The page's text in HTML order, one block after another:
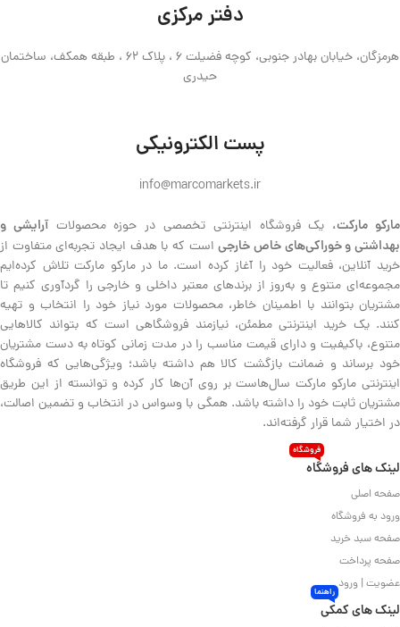
دفتر مرکزی
هرمزگان، خیابان بهادر جنوبی، کوچه فضیلت 6 ، پلاک 62 ، طبقه همکف، ساختمان
حیدری
پست الکترونیکی
info@marcomarkets.ir
مارکو مارکت، یک فروشگاه اینترنتی تخصصی در حوزه محصولاتآرایشی و
بهداشتی و خوراکی‌های خاص خارجیاست که با هدف ایجاد تجربه‌ای متفاوت از
خرید آنلاین، فعالیت خود را آغاز کرده است. ما در مارکو مارکت تلاش کرده‌ایم
مجموعه‌ای متنوع و به‌روز از برندهای معتبر داخلی و خارجی را گردآوری کنیم تا
مشتریان بتوانند با اطمینان خاطر، محصولات مورد نیاز خود را انتخاب و تهیه
کنند. یک خرید اینترنتی مطمئن، نیازمند فروشگاهی است که بتواند کالاهایی
متنوع، باکیفیت و دارای قیمت مناسب را در مدت زمانی کوتاه به دست مشتریان
خود برساند و ضمانت بازگشت کالا هم داشته باشد؛ ویژگی‌هایی که فروشگاه
اینترنتی مارکو مارکت سال‌هاست بر روی آن‌ها کار کرده و توانسته از این طریق
مشتریان ثابت خود را داشته باشد. همگی با وسواس در انتخاب و تضمین اصالت،
در اختیار شما قرار گرفته‌اند.
لینک های فروشگاه
فروشگاه
صفحه اصلی
ورود به فروشگاه
صفحه سبد خرید
صفحه پرداخت
عضویت | ورود
لینک های کمکی
راهنما